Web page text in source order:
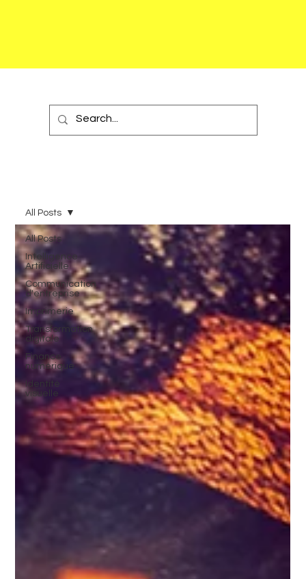
All Posts
Intelligence
Artificielle
Communication
d'entreprise
Imprimerie
Transformation
digitale
Finance
numérique
Identité
visuelle
All Posts